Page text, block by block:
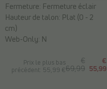
Prix le plus bas
précédent: 55,99 €
€
69,99
€
55,99
Fermeture: Fermeture éclair
Hauteur de talon: Plat (0 - 2
cm)
Web-Only: N